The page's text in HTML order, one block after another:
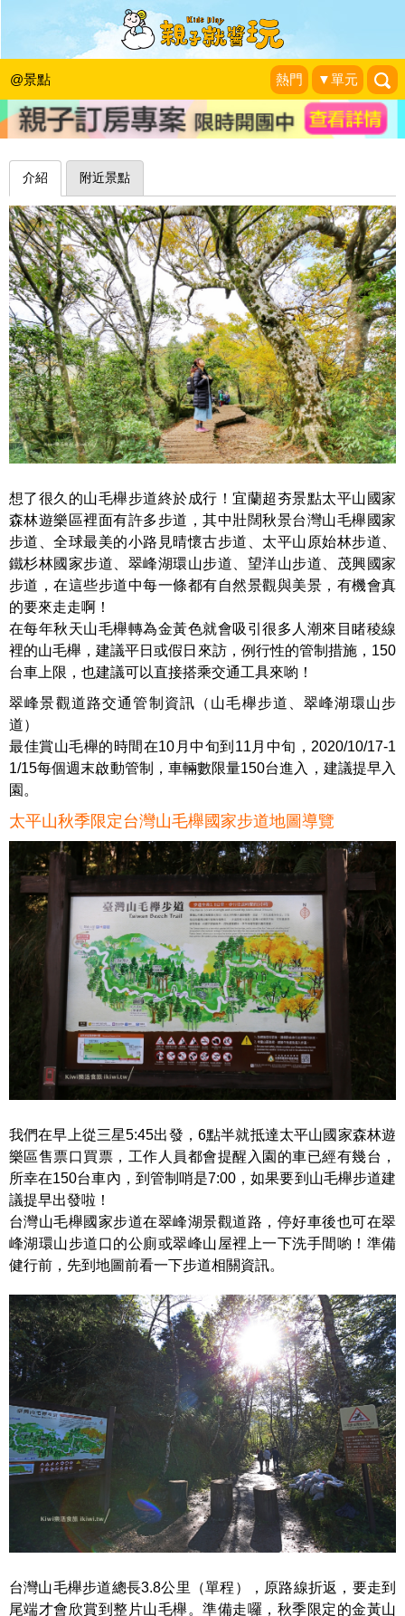
@景點 熱門 ▼單元
秋季限定美景，金黃祕徑深藏稜線中～
宜蘭太平山台灣山毛櫸步道
Kiwi 樂活食旅|2020-11-02
介紹 附近景點
想了很久的山毛櫸步道終於成行！宜蘭超夯景點太平山國家
森林遊樂區裡面有許多步道，其中壯闊秋景台灣山毛櫸國家
步道、全球最美的小路見晴懷古步道、太平山原始林步道、
鐵杉林國家步道、翠峰湖環山步道、望洋山步道、茂興國家
步道，在這些步道中每一條都有自然景觀與美景，有機會真
的要來走走啊！
在每年秋天山毛櫸轉為金黃色就會吸引很多人潮來目睹稜線
裡的山毛櫸，建議平日或假日來訪，例行性的管制措施，150
台車上限，也建議可以直接搭乘交通工具來喲！
翠峰景觀道路交通管制資訊（山毛櫸步道、翠峰湖環山步
道）
最佳賞山毛櫸的時間在10月中旬到11月中旬，2020/10/17-1
1/15每個週末啟動管制，車輛數限量150台進入，建議提早入
園。
太平山秋季限定台灣山毛櫸國家步道地圖導覽
我們在早上從三星5:45出發，6點半就抵達太平山國家森林遊
樂區售票口買票，工作人員都會提醒入園的車已經有幾台，
所幸在150台車內，到管制哨是7:00，如果要到山毛櫸步道建
議提早出發啦！
台灣山毛櫸國家步道在翠峰湖景觀道路，停好車後也可在翠
峰湖環山步道口的公廁或翠峰山屋裡上一下洗手間喲！準備
健行前，先到地圖前看一下步道相關資訊。
台灣山毛櫸步道總長3.8公里（單程），原路線折返，要走到
尾端才會欣賞到整片山毛櫸。準備走囉，秋季限定的金黃山